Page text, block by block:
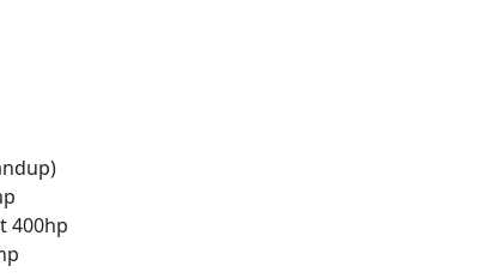
400hp